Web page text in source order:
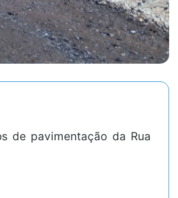
de pavimentação da Rua